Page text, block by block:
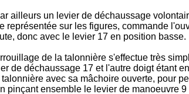
ailleurs un levier de déchaussage
sur les figures, commande
donc avec le levier 17 en position basse.
de la talonnière s'effectue très
de déchaussage 17 et l'autre doigt étant
avec sa mâchoire ouverte, pour
ensemble le levier de manoeuvre